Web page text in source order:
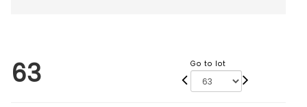
63 Go to lot